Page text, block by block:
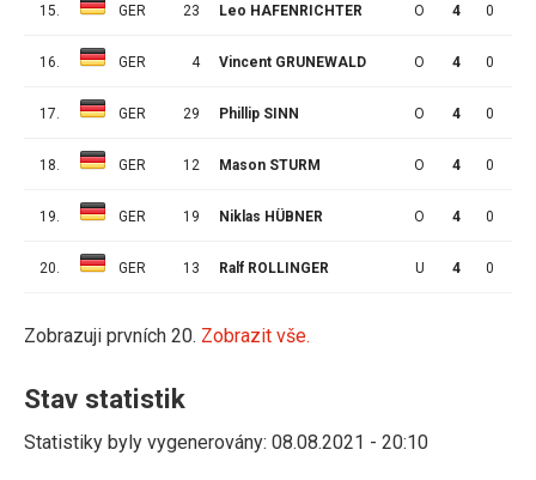
15. GER 23 Leo HAFENRICHTER O 4 0
16. GER 4 Vincent GRUNEWALD O 4 0
17. GER 29 Phillip SINN O 4 0
18. GER 12 Mason STURM O 4 0
19. GER 19 Niklas HÜBNER O 4 0
20. GER 13 Ralf ROLLINGER U 4 0
Zobrazuji prvních 20. Zobrazit vše.
Stav statistik
Statistiky byly vygenerovány: 08.08.2021 - 20:10